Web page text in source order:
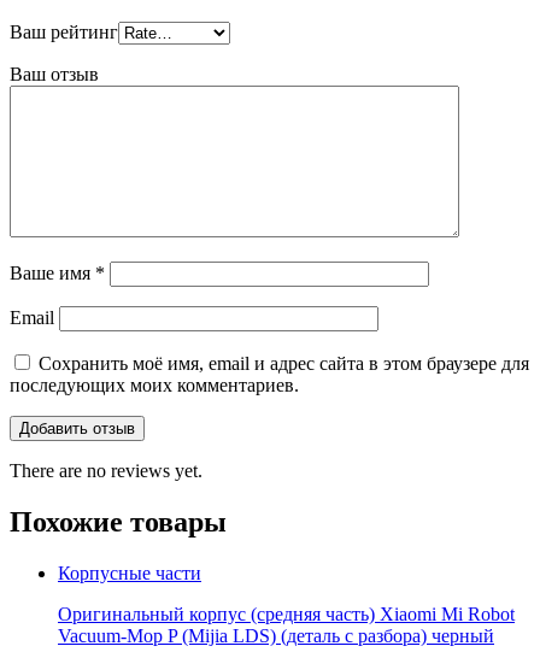
Ваш рейтинг
Ваш отзыв
Ваше имя *
Email
Сохранить моё имя, email и адрес сайта в этом браузере для
последующих моих комментариев.
There are no reviews yet.
Похожие товары
Корпусные части
Оригинальный корпус (средняя часть) Xiaomi Mi Robot
Vacuum-Mop P (Mijia LDS) (деталь с разбора) черный